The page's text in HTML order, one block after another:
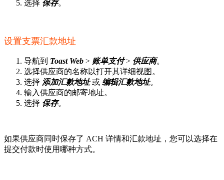
选择 保存。
设置支票汇款地址
导航到 Toast Web > 账单支付> 供应商。
选择供应商的名称以打开其详细视图。
选择 添加汇款地址或 编辑汇款地址。
输入供应商的邮寄地址。
选择 保存。
如果供应商同时保存了 ACH 详情和汇款地址，您可以选择在
提交付款时使用哪种方式。